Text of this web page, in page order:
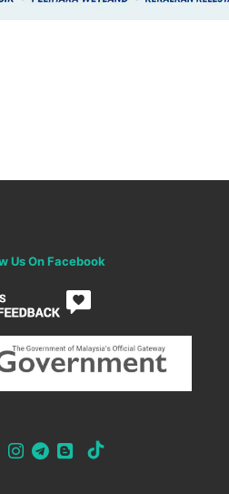
Us On Facebook